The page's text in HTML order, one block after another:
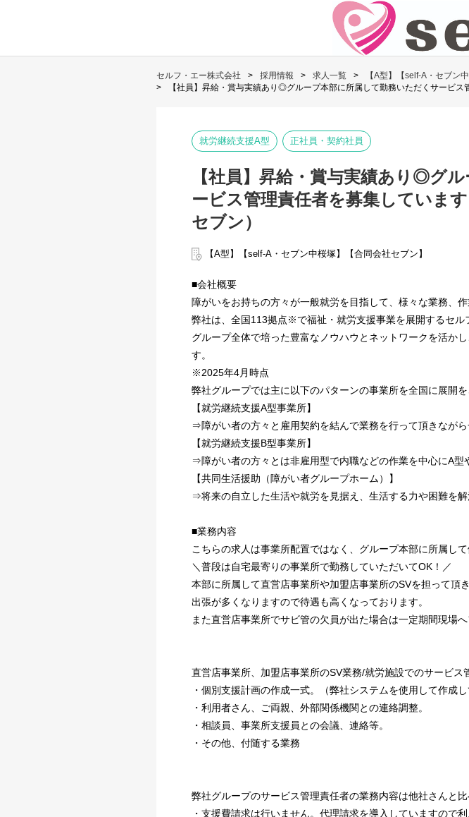
セルフ・エー株式会社 採用情報 求人一覧
【A型】【self-A・セブン
【社員】昇給・賞与実績あり◎グループ本部に所属して勤務いただくサービ
就労継続支援A型 正社員・契約社員
【社員】昇給・賞与実績あり◎グ
ービス管理責任者を募集していま
セブン）
【A型】【self-A・セブン中桜塚】【合同会社セブン】
■会社概要
障がいをお持ちの方々が一般就労を目指して、様々な業務、作
弊社は、全国113拠点※で福祉・就労支援事業を展開するセル
グループ全体で培った豊富なノウハウとネットワークを活か
す。
※2025年4月時点
弊社グループでは主に以下のパターンの事業所を全国に展開を
【就労継続支援A型事業所】
⇒障がい者の方々と雇用契約を結んで業務を行って頂きながら
【就労継続支援B型事業所】
⇒障がい者の方々とは非雇用型で内職などの作業を中心にA型
【共同生活援助（障がい者グループホーム）】
⇒将来の自立した生活や就労を見据え、生活する力や困難を
■業務内容
こちらの求人は事業所配置ではなく、グループ本部に所属し
＼普段は自宅最寄りの事業所で勤務していただいてOK！／
本部に所属して直営店事業所や加盟店事業所のSVを担って頂き
出張が多くなりますので待遇も高くなっております。
また直営店事業所でサビ管の欠員が出た場合は一定期間現場
直営店事業所、加盟店事業所のSV業務/就労施設でのサービス
・個別支援計画の作成一式。（弊社システムを使用して作成し
・利用者さん、ご両親、外部関係機関との連絡調整。
・相談員、事業所支援員との会議、連絡等。
・その他、付随する業務
弊社グループのサービス管理責任者の業務内容は他社さんと
・支援費請求は行いません。代理請求を導入していますので